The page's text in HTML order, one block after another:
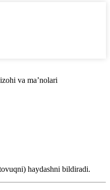
va ma’nolari
haydashni bildiradi.